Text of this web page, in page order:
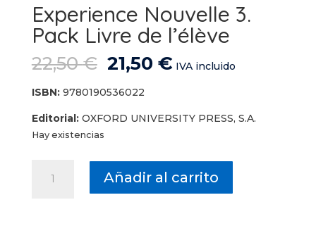
Experience Nouvelle 3.
Pack Livre de l’élève
22,50€ El
precio
original
era:
22,50 €.
21,50 €El
es:
21,50 €.
IVA incluido
ISBN:9780190536022
Editorial:OXFORD UNIVERSITY PRESS, S.A.
Hay existencias
Nouvelle
Añadir al carrito